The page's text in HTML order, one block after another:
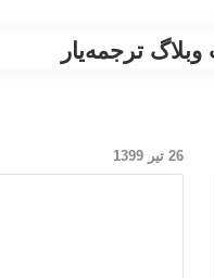
ترجمه‌یار
26 تیر 1399